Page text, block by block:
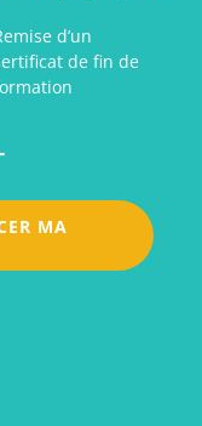
d’un
de fin de
MA